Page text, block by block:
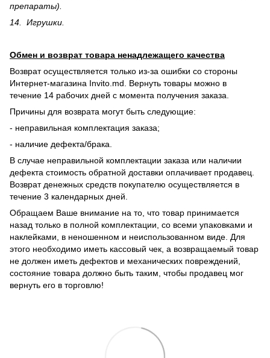
препараты).
14. Игрушки.
Обмен и возврат товара ненадлежащего качества
Возврат осуществляется только из-за ошибки со стороны
Интернет-магазина Invito.md. Вернуть товары можно в
течение 14 рабочих дней с момента получения заказа.
Причины для возврата могут быть следующие:
- неправильная комплектация заказа;
- наличие дефекта/брака.
В случае неправильной комплектации заказа или наличии
дефекта стоимость обратной доставки оплачивает продавец.
Возврат денежных средств покупателю осуществляется в
течение 3 календарных дней.
Обращаем Ваше внимание на то, что товар принимается
назад только в полной комплектации, со всеми упаковками и
наклейками, в неношенном и неиспользованном виде. Для
этого необходимо иметь кассовый чек, а возвращаемый товар
не должен иметь дефектов и механических повреждений,
состояние товара должно быть таким, чтобы продавец мог
вернуть его в торговлю!